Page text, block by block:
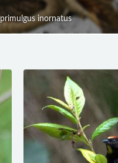
inornatus